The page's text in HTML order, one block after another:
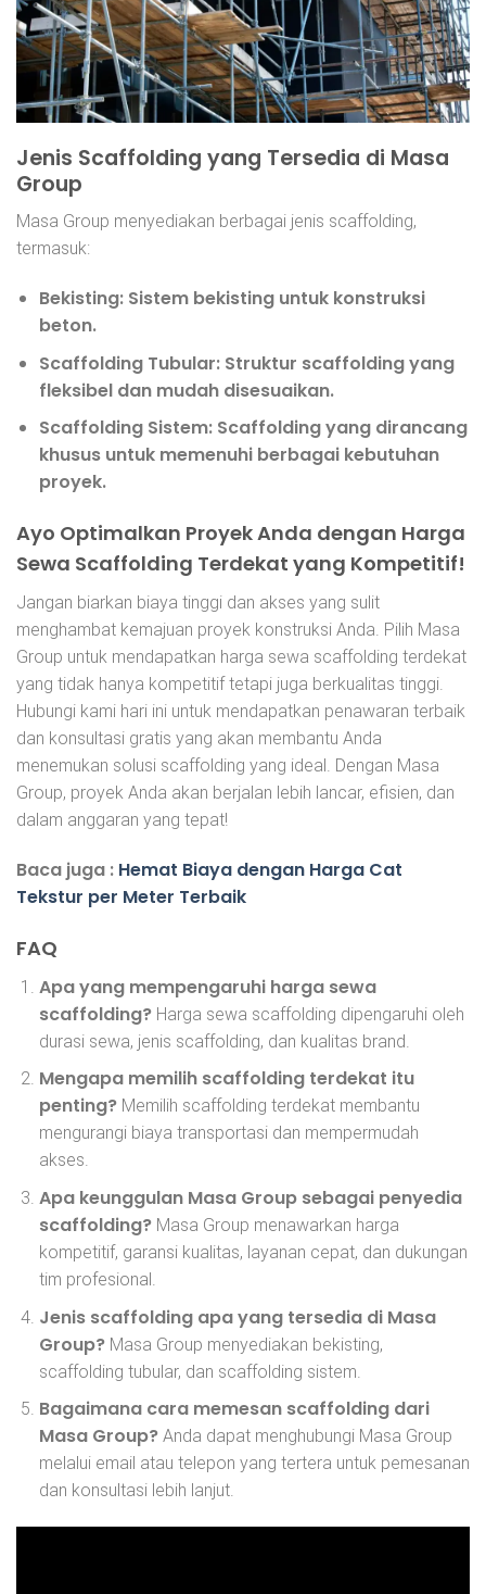
Jenis Scaffolding yang Tersedia di Masa
Group
Masa Group menyediakan berbagai jenis scaffolding,
termasuk:
Bekisting:Sistem bekisting untuk konstruksi
beton.
Scaffolding Tubular:Struktur scaffolding yang
fleksibel dan mudah disesuaikan.
Scaffolding Sistem:Scaffolding yang dirancang
khusus untuk memenuhi berbagai kebutuhan
proyek.
Ayo Optimalkan Proyek Anda dengan Harga
Sewa Scaffolding Terdekat yang Kompetitif!
Jangan biarkan biaya tinggi dan akses yang sulit
menghambat kemajuan proyek konstruksi Anda. Pilih Masa
Group untuk mendapatkan harga sewa scaffolding terdekat
yang tidak hanya kompetitif tetapi juga berkualitas tinggi.
Hubungi kami hari ini untuk mendapatkan penawaran terbaik
dan konsultasi gratis yang akan membantu Anda
menemukan solusi scaffolding yang ideal. Dengan Masa
Group, proyek Anda akan berjalan lebih lancar, efisien, dan
dalam anggaran yang tepat!
Baca juga : Hemat Biaya dengan Harga Cat
Tekstur per Meter Terbaik
FAQ
Apa yang mempengaruhi harga sewa
scaffolding?Harga sewa scaffolding dipengaruhi oleh
durasi sewa, jenis scaffolding, dan kualitas brand.
Mengapa memilih scaffolding terdekat itu
penting?Memilih scaffolding terdekat membantu
mengurangi biaya transportasi dan mempermudah
akses.
Apa keunggulan Masa Group sebagai penyedia
scaffolding?Masa Group menawarkan harga
kompetitif, garansi kualitas, layanan cepat, dan dukungan
tim profesional.
Jenis scaffolding apa yang tersedia di Masa
Group?Masa Group menyediakan bekisting,
scaffolding tubular, dan scaffolding sistem.
Bagaimana cara memesan scaffolding dari
Masa Group?Anda dapat menghubungi Masa Group
melalui email atau telepon yang tertera untuk pemesanan
dan konsultasi lebih lanjut.